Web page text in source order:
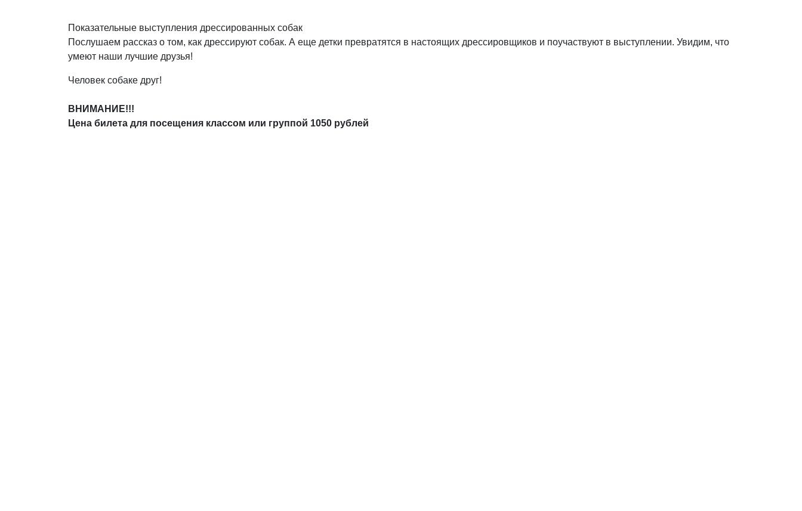
Показательные выступления дрессированных собак
Послушаем рассказ о том, как дрессируют собак. А еще детки превратятся в настоящих дрессировщиков и поучаствуют в выступлении. Увидим, что
умеют наши лучшие друзья!
Человек собаке друг!
ВНИМАНИЕ!!!
Цена билета для посещения классом или группой 1050 рублей